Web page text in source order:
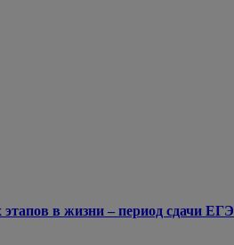
в жизни – период сдачи ЕГЭ